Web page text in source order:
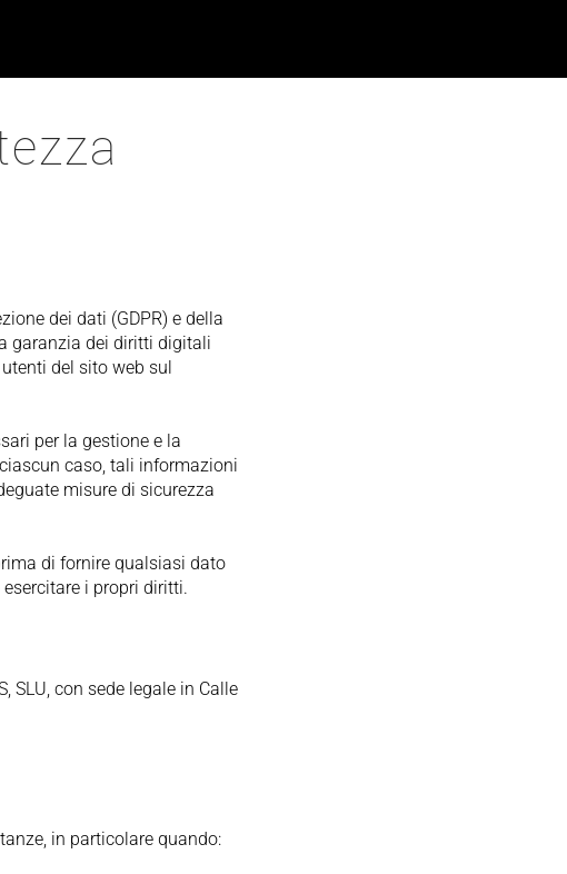
dei dati (GDPR) e della
garanzia dei diritti digitali
del sito web sul
per la gestione e la
caso, tali informazioni
misure di sicurezza
di fornire qualsiasi dato
i propri diritti.
SLU, con sede legale in Calle
in particolare quando: